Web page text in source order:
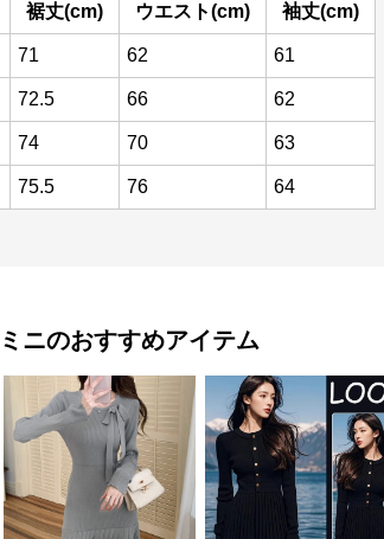
裾丈(cm) ウエスト(cm) 袖丈(cm)
71 62 61
72.5 66 62
74 70 63
75.5 76 64
ミニのおすすめアイテム